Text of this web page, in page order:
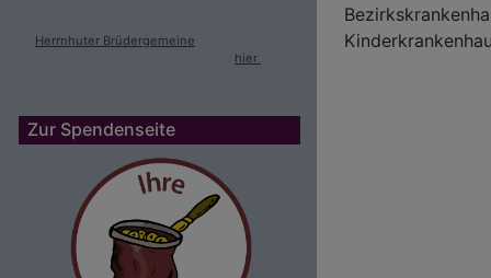
Herrnhuter Brüdergemeine
hier
Zur Spendenseite